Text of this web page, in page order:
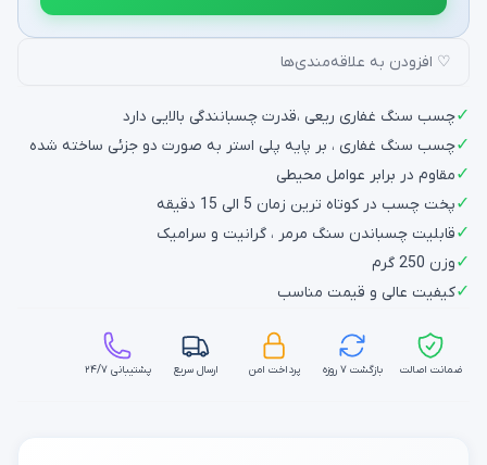
♡ افزودن به علاقه‌مندی‌ها
✓چسب سنگ غفاری ریعی ،قدرت چسبانندگی بالایی دارد
✓چسب سنگ غفاری ، بر پایه پلی استر به صورت دو جزئی ساخته شده
✓مقاوم در برابر عوامل محیطی
✓پخت چسب در کوتاه ترین زمان 5 الی 15 دقیقه
✓قابلیت چسباندن سنگ مرمر ، گرانیت و سرامیک
✓وزن 250 گرم
✓کیفیت عالی و قیمت مناسب
ضمانت اصالت بازگشت ۷ روزه پرداخت امن ارسال سریع پشتیبانی ۲۴/۷